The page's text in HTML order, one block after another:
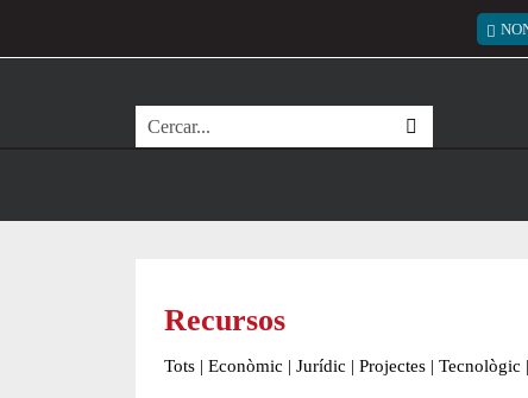
Cerca
Recursos
Tots | Econòmic | Jurídic | Projectes | Tecnològic |